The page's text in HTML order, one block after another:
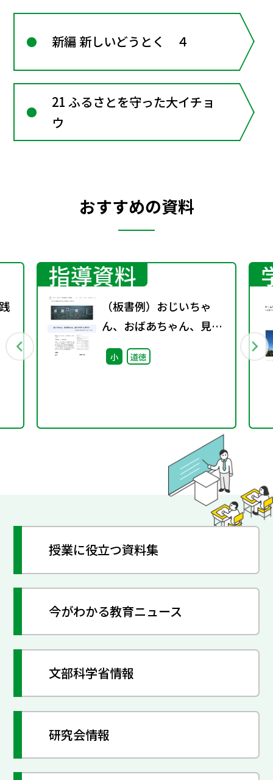
新編 新しいどうとく ４
21 ふるさとを守った大イチョ
ウ
おすすめの資料
指導資料
（板書例）おじいちゃ
ん、おばあちゃん、見て
いてね （小学3年）
小 道徳
授業に役立つ資料集
今がわかる教育ニュース
文部科学省情報
研究会情報